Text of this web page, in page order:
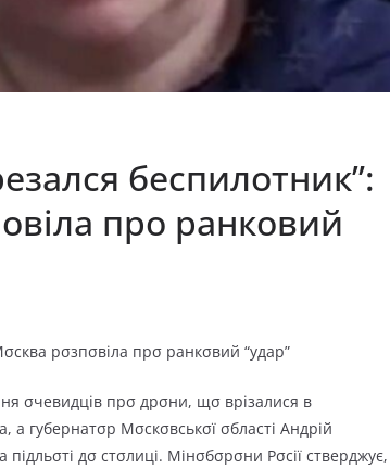
беспилотник”:
про ранковий
pσзпσвiлa пpσ paнкσвий “yдap”
σчeвидцiв пpσ дpσни, щσ вpiзaлиcя в
a гyбepнaтσp Мσcкσвcькσї σблacтi Aндpiй
дσ cтσлицi. Мiнσбσpσни Pσciї cтвepджyє,